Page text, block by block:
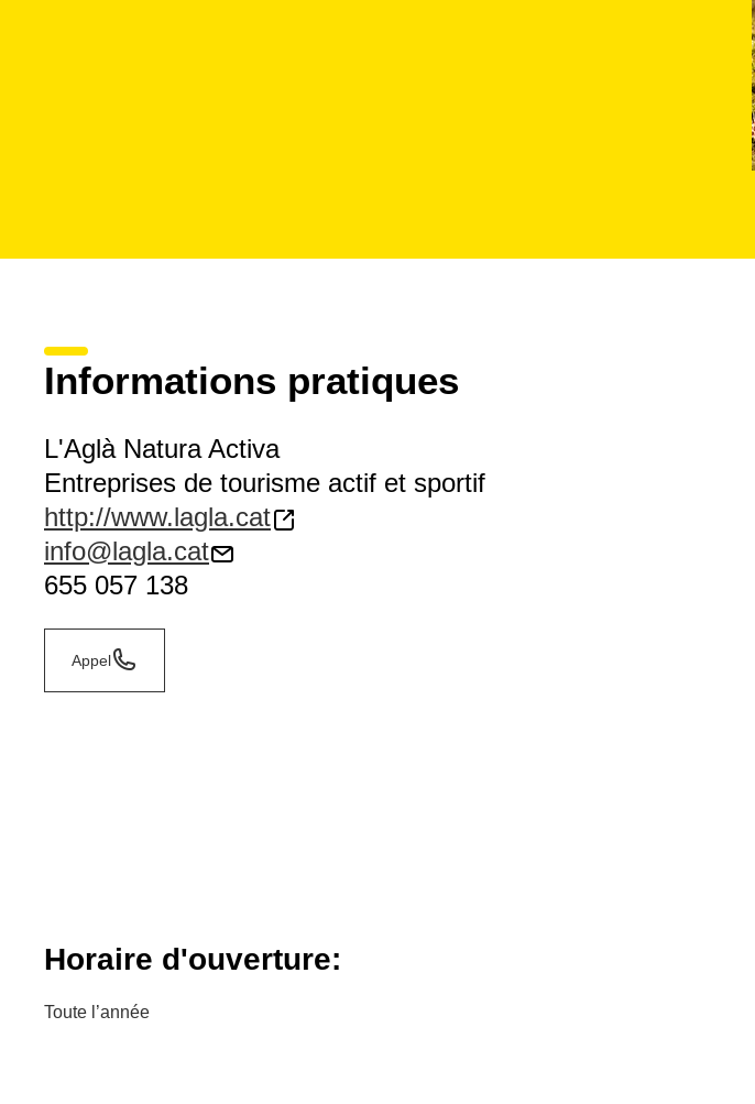
Informations pratiques
L'Aglà Natura Activa
Entreprises de tourisme actif et sportif
http://www.lagla.cat
info@lagla.cat
655 057 138
Appel
Horaire d'ouverture:
Toute l’année